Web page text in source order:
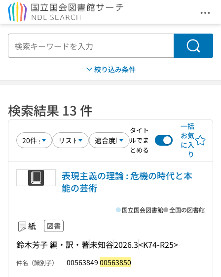
メ
検索
絞り込み条件
検索結果 13 件
タイト
ルでま
とめる
一括
お気
に入
り
表現主義の理論 : 危機の時代と本
能の芸術
紙 図書
鈴木芳子 編・訳・著未知谷2026.3<K74-R25>
国立国会図書館 全国の図書館
件名（識別子） 00563849 00563850